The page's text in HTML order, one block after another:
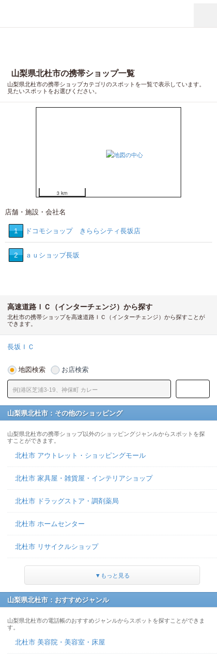
山梨県北杜市の携帯ショップ一覧
山梨県北杜市の携帯ショップカテゴリのスポットを一覧で表示しています。
見たいスポットをお選びください。
3 km
店舗・施設・会社名
1 ドコモショップ きららシティ長坂店
2 ａｕショップ長坂
高速道路ＩＣ（インターチェンジ）から探す
北杜市の携帯ショップを高速道路ＩＣ（インターチェンジ）から探すことが
できます。
長坂ＩＣ
地図検索 お店検索
山梨県北杜市：その他のショッピング
山梨県北杜市の携帯ショップ以外のショッピングジャンルからスポットを探
すことができます。
北杜市 アウトレット・ショッピングモール
北杜市 家具屋・雑貨屋・インテリアショップ
北杜市 ドラッグストア・調剤薬局
北杜市 ホームセンター
北杜市 リサイクルショップ
▼もっと見る
山梨県北杜市：おすすめジャンル
山梨県北杜市の電話帳のおすすめジャンルからスポットを探すことができま
す。
北杜市 美容院・美容室・床屋